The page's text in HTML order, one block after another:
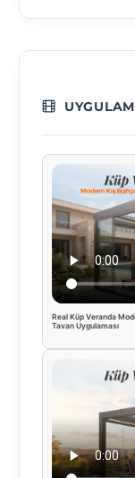
Real Küp Veranda
Tavan Uygulaması